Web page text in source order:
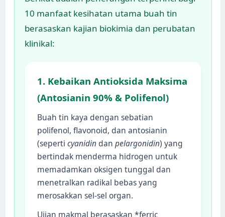
10 manfaat kesihatan utama buah tin
berasaskan kajian biokimia dan perubatan
klinikal:
1. Kebaikan Antioksida Maksima
(Antosianin 90% & Polifenol)
Buah tin kaya dengan sebatian
polifenol, flavonoid, dan antosianin
(seperticyanidindanpelargonidin) yang
bertindak menderma hidrogen untuk
memadamkan oksigen tunggal dan
menetralkan radikal bebas yang
merosakkan sel-sel organ.
Ujian makmal berasaskan *ferric